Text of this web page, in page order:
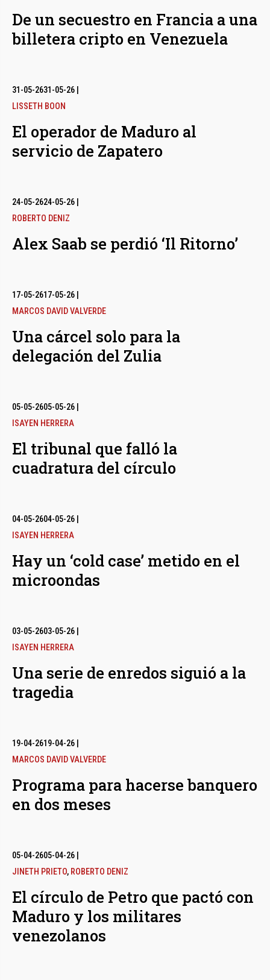
De un secuestro en Francia a una
billetera cripto en Venezuela
31-05-2631-05-26
LISSETH BOON
El operador de Maduro al
servicio de Zapatero
24-05-2624-05-26
ROBERTO DENIZ
Alex Saab se perdió ‘Il Ritorno’
17-05-2617-05-26
MARCOS DAVID VALVERDE
Una cárcel solo para la
delegación del Zulia
05-05-2605-05-26
ISAYEN HERRERA
El tribunal que falló la
cuadratura del círculo
04-05-2604-05-26
ISAYEN HERRERA
Hay un ‘cold case’ metido en el
microondas
03-05-2603-05-26
ISAYEN HERRERA
Una serie de enredos siguió a la
tragedia
19-04-2619-04-26
MARCOS DAVID VALVERDE
Programa para hacerse banquero
en dos meses
05-04-2605-04-26
JINETH PRIETO, ROBERTO DENIZ
El círculo de Petro que pactó con
Maduro y los militares
venezolanos